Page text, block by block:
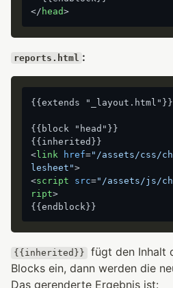
</ head>
reports.html :
{{extends "_layout.html"}}
{{block "head"}}
<link href="/assets/css/
lesheet">
<script src="/assets/js/
ript>
{{inherited}}
fügt den Inhalt
Blocks ein, dann werden die
Das gerenderte Ergebnis ist: